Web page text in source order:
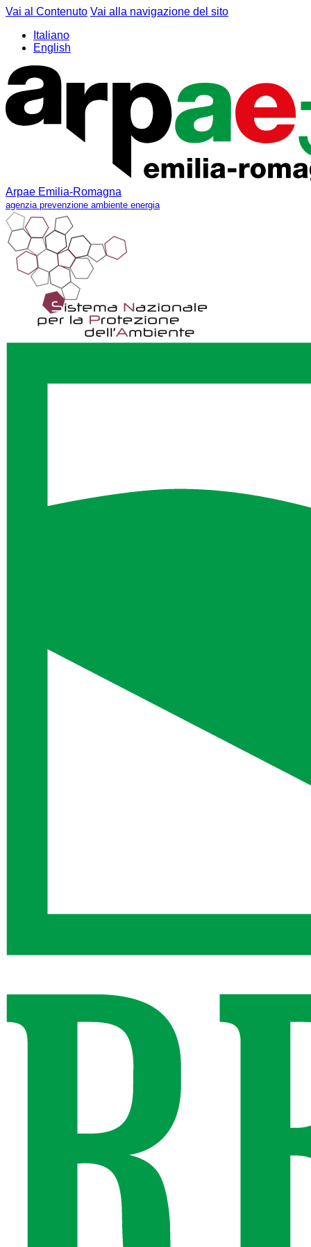
Vai al Contenuto Vai alla navigazione del sito
Italiano
English
Arpae Emilia-Romagna
agenzia prevenzione ambiente energia